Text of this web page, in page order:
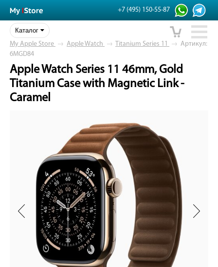
+7 (495) 150-55-87
Каталог
My Apple Store → Apple Watch → Titanium Series 11 → Артикул:
6MGD84
Apple Watch Series 11 46mm, Gold
Titanium Case with Magnetic Link -
Caramel